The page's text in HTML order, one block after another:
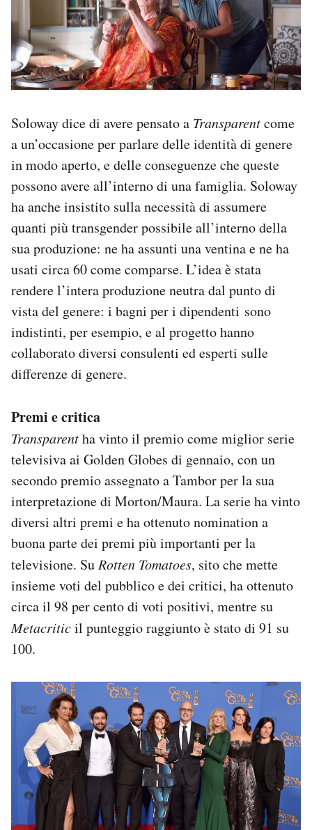
Soloway dice di avere pensato a Transparentcome
a un’occasione per parlare delle identità di genere
in modo aperto, e delle conseguenze che queste
possono avere all’interno di una famiglia. Soloway
ha anche insistito sulla necessità di assumere
quanti più transgender possibile all’interno della
sua produzione: ne ha assunti una ventina e ne ha
usati circa 60 come comparse. L’idea è stata
rendere l’intera produzione neutra dal punto di
vista del genere: i bagni per i dipendenti sono
indistinti, per esempio, e al progetto hanno
collaborato diversi consulenti ed esperti sulle
differenze di genere.
Premi e critica
Transparentha vinto il premio come miglior serie
televisiva ai Golden Globes di gennaio, con un
secondo premio assegnato a Tambor per la sua
interpretazione di Morton/Maura. La serie ha vinto
diversi altri premi e ha ottenuto nomination a
buona parte dei premi più importanti per la
televisione. SuRotten Tomatoes, sito che mette
insieme voti del pubblico e dei critici, ha ottenuto
circa il 98 per cento di voti positivi, mentre su
Metacriticil punteggio raggiunto è stato di 91 su
100.